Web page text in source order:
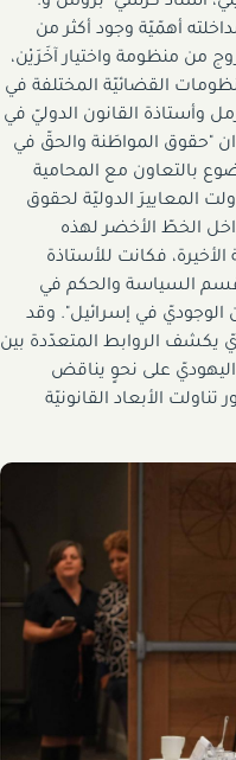
أهمّيّة وجود أكثر من
من منظومة واختيار آخَرَيْن،
القضائيّة المختلفة في
وأستاذة القانون الدوليّ في
"حقوق المواطَنة والحقّ في
بالتعاون مع المحامية
المعاييرَ الدوليّة لحقوق
الخطّ الأخضر لهذه
فكانت للأستاذة
قسم السياسة والحكم في
الوجوديّ في إسرائيل". وقد
يكشف الروابط المتعدّدة بين
اليهوديّ على نحوٍ يناقض
الأبعاد القانونيّة